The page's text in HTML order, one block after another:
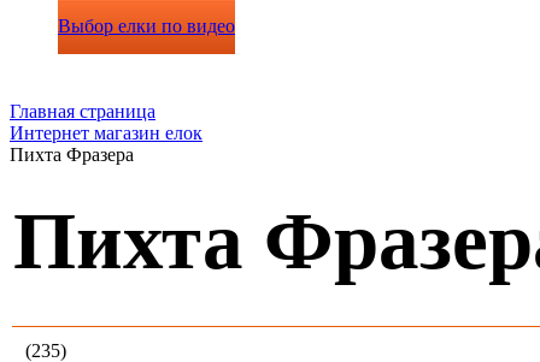
Выбор елки по видео
Главная страница
Интернет магазин елок
Пихта Фразера
Пихта
(235)